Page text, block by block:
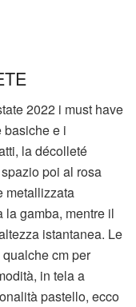
2022 i must have
basiche e i
la décolleté
poi al rosa
metallizzata
la gamba, mentre il
istantanea. Le
cm per
in tela a
pastello, ecco